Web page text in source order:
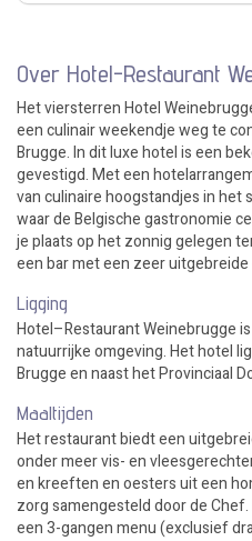
Over Hotel-Restaurant
Het viersterren Hotel
een culinair weekendje weg te
Brugge. In dit luxe hotel is een
gevestigd. Met een
van culinaire hoogstandjes in het
waar de Belgische gastronomie
je plaats op het zonnig gelegen
een bar met een zeer uitgebreide
Ligging
Hotel–Restaurant Weinebrugge
natuurrijke omgeving. Het hotel
Brugge en naast het Provinciaal
Maaltijden
Het restaurant biedt een
onder meer vis- en
en kreeften en oesters uit een
zorg samengesteld door de
een 3-gangen menu (exclusief